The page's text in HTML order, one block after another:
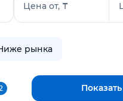
Цена от, ₸
рынка